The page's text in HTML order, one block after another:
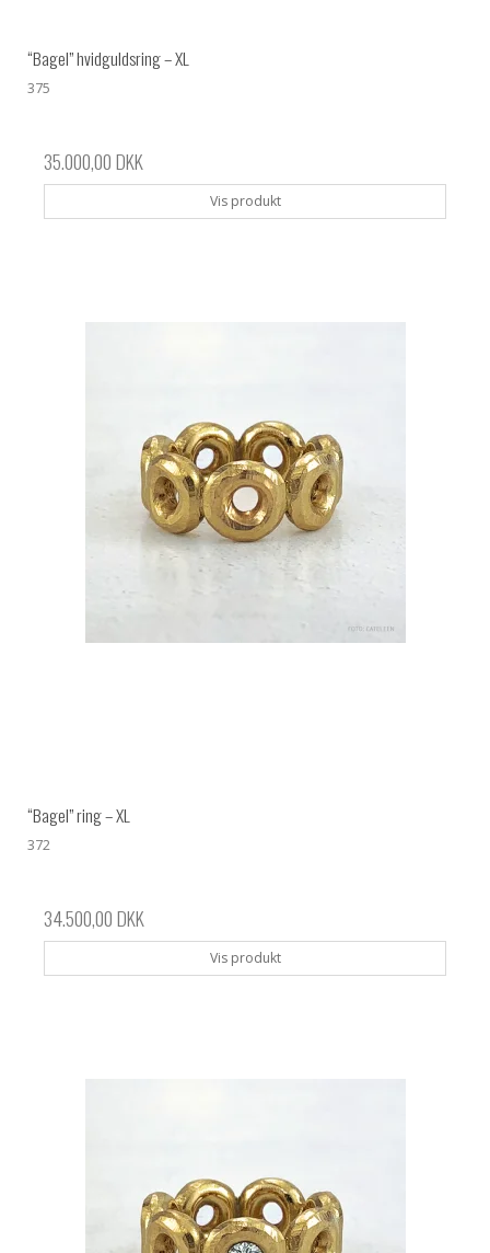
“Bagel” hvidguldsring – XL
375
35.000,00 DKK
Vis produkt
“Bagel” ring – XL
372
34.500,00 DKK
Vis produkt